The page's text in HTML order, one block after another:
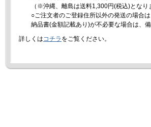
（※沖縄、離島は送料1,300円(税込)となり
○ご注文者のご登録住所以外の発送の場合
納品書(金額記載あり)が不必要な場合は、
詳しくはコチラ をご覧ください。